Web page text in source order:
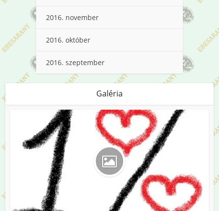
2016. november
2016. október
2016. szeptember
Galéria